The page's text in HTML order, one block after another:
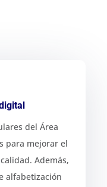
del Área
para mejorar el
Además,
alfabetización